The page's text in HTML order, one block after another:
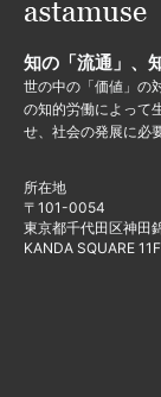
知の「流通」、
世の中の「価値」の
の知的労働によって
せ、社会の発展に必
所在地
〒101-0054
東京都千代田区神田
KANDA SQUARE